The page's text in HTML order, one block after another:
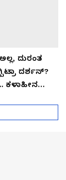
ದುರಂತ
ದರ್ಶನ್?
ಕಳಾಹೀನ